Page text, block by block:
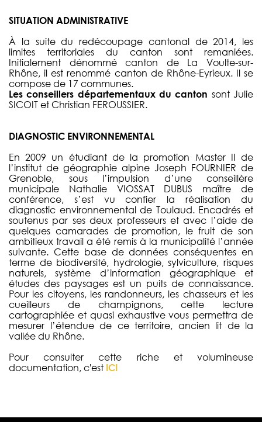
SITUATION ADMINISTRATIVE
À la suite du redécoupage cantonal de 2014, les
limites territoriales du canton sont remaniées.
Initialement dénommé canton de La Voulte-sur-
Rhône, il est renommé canton de Rhône-Eyrieux. Il se
compose de 17 communes.
Les conseillers départementaux du canton sont Julie
SICOIT et Christian FEROUSSIER.
DIAGNOSTIC ENVIRONNEMENTAL
En 2009 un étudiant de la promotion Master II de
l’institut de géographie alpine Joseph FOURNIER de
Grenoble, sous l’impulsion d’une conseillère
municipale Nathalie VIOSSAT DUBUS maître de
conférence, s’est vu confier la réalisation du
diagnostic environnemental de Toulaud. Encadrés et
soutenus par ses deux professeurs et avec l’aide de
quelques camarades de promotion, le fruit de son
ambitieux travail a été remis à la municipalité l’année
suivante. Cette base de données conséquentes en
terme de biodiversité, hydrologie, sylviculture, risques
naturels, système d’information géographique et
études des paysages est un puits de connaissance.
Pour les citoyens, les randonneurs, les chasseurs et les
cueilleurs de champignons, cette lecture
cartographiée et quasi exhaustive vous permettra de
mesurer l’étendue de ce territoire, ancien lit de la
vallée du Rhône.
Pour consulter cette riche et volumineuse
documentation, c'est ICI